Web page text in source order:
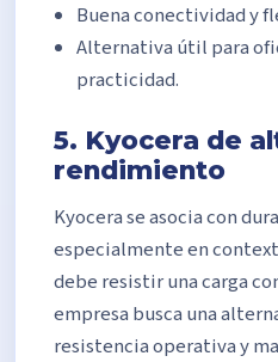
Buena conectividad y
Alternativa útil para
practicidad.
5. Kyocera de
rendimiento
Kyocera se asocia con
especialmente en
debe resistir una carga
empresa busca una
resistencia operativa y